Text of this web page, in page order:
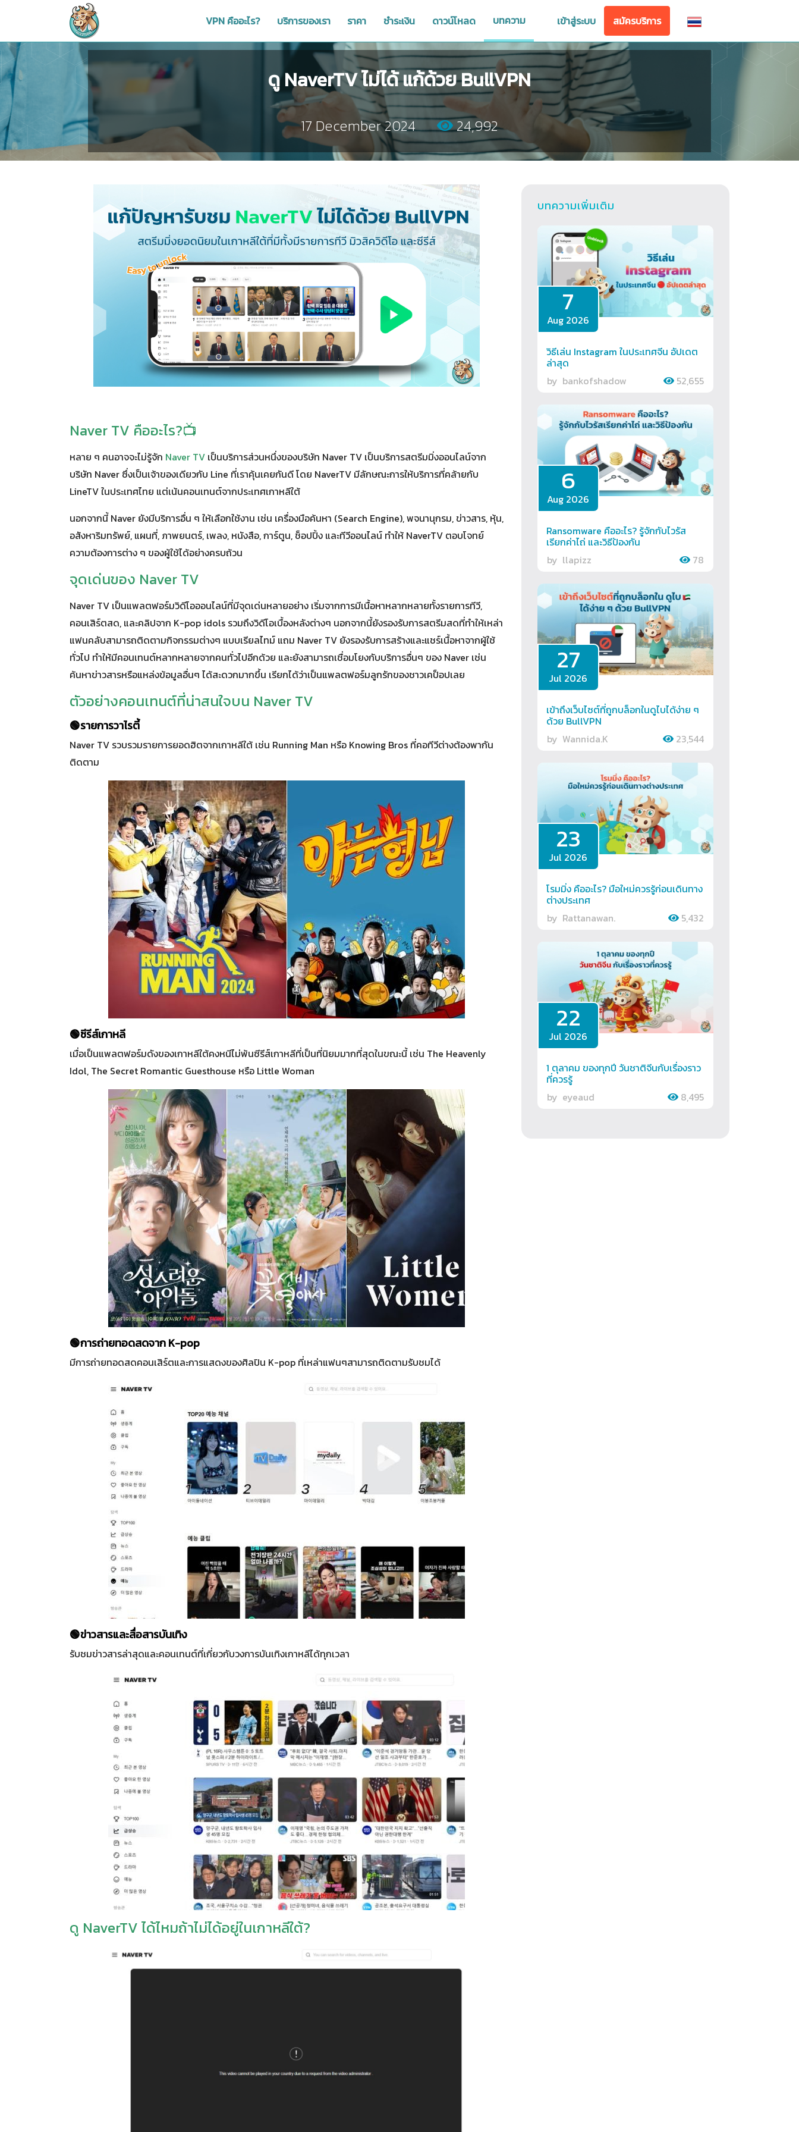
VPN คืออะไร? บริการของเรา ราคา ชำระเงิน ดาวน์โหลด บทความ เข้าสู่ระบบ สมัครบริการ
ดู NaverTV ไม่ได้ แก้ด้วย BullVPN
17 December 2024 24,992
Naver TV คืออะไร?📺
หลาย ๆ คนอาจจะไม่รู้จัก Naver TV เป็นบริการส่วนหนึ่งของบริษัท Naver TV เป็นบริการสตรีมมิ่งออนไลน์จาก
บริษัท Naver ซึ่งเป็นเจ้าของเดียวกับ Line ที่เราคุ้นเคยกันดี โดย NaverTV มีลักษณะการให้บริการที่คล้ายกับ
LineTV ในประเทศไทย แต่เน้นคอนเทนต์จากประเทศเกาหลีใต้
นอกจากนี้ Naver ยังมีบริการอื่น ๆ ให้เลือกใช้งาน เช่น เครื่องมือค้นหา (Search Engine), พจนานุกรม, ข่าวสาร, หุ้น,
อสังหาริมทรัพย์, แผนที่, ภาพยนตร์, เพลง, หนังสือ, การ์ตูน, ช็อปปิ้ง และทีวีออนไลน์ ทำให้ NaverTV ตอบโจทย์
ความต้องการต่าง ๆ ของผู้ใช้ได้อย่างครบถ้วน
จุดเด่นของ Naver TV
Naver TV เป็นแพลตฟอร์มวิดีโอออนไลน์ที่มีจุดเด่นหลายอย่าง เริ่มจากการมีเนื้อหาหลากหลายทั้งรายการทีวี,
คอนเสิร์ตสด, และคลิปจาก K-pop idols รวมถึงวิดีโอเบื้องหลังต่างๆ นอกจากนี้ยังรองรับการสตรีมสดที่ทำให้เหล่า
แฟนคลับสามารถติดตามกิจกรรมต่างๆ แบบเรียลไทม์ แถม Naver TV ยังรองรับการสร้างและแชร์เนื้อหาจากผู้ใช้
ทั่วไป ทำให้มีคอนเทนต์หลากหลายจากคนทั่วไปอีกด้วย และยังสามารถเชื่อมโยงกับบริการอื่นๆ ของ Naver เช่น
ค้นหาข่าวสารหรือแหล่งข้อมูลอื่นๆ ได้สะดวกมากขึ้น เรียกได้ว่าเป็นแพลตฟอร์มลูกรักของชาวเคป็อปเลย
ตัวอย่างคอนเทนต์ที่น่าสนใจบน Naver TV
🟢รายการวาไรตี้
Naver TV รวบรวมรายการยอดฮิตจากเกาหลีใต้ เช่น Running Man หรือ Knowing Bros ที่คอทีวีต่างต้องพากัน
ติดตาม
🟢ซีรีส์เกาหลี
เมื่อเป็นแพลตฟอร์มดังของเกาหลีใต้คงหนีไม่พ้นซีรีส์เกาหลีที่เป็นที่นิยมมากที่สุดในขณะนี้ เช่น The Heavenly
Idol, The Secret Romantic Guesthouse หรือ Little Woman
🟢การถ่ายทอดสดจาก K-pop
มีการถ่ายทอดสดคอนเสิร์ตและการแสดงของศิลปิน K-pop ที่เหล่าแฟนๆสามารถติดตามรับชมได้
🟢ข่าวสารและสื่อสารบันเทิง
รับชมข่าวสารล่าสุดและคอนเทนต์ที่เกี่ยวกับวงการบันเทิงเกาหลีได้ทุกเวลา
ดู NaverTV ได้ไหมถ้าไม่ได้อยู่ในเกาหลีใต้?
บทความเพิ่มเติม
7
Aug 2026
วิธีเล่น Instagram ในประเทศจีน อัปเดต
ล่าสุด
by bankofshadow 52,655
6
Aug 2026
Ransomware คืออะไร? รู้จักกับไวรัส
เรียกค่าไถ่ และวิธีป้องกัน
by llapizz 78
27
Jul 2026
เข้าถึงเว็บไซต์ที่ถูกบล็อกในดูไบได้ง่าย ๆ
ด้วย BullVPN
by Wannida.K 23,544
23
Jul 2026
โรมมิ่ง คืออะไร? มือใหม่ควรรู้ก่อนเดินทาง
ต่างประเทศ
by Rattanawan. 5,432
22
Jul 2026
1 ตุลาคม ของทุกปี วันชาติจีนกับเรื่องราว
ที่ควรรู้
by eyeaud 8,495